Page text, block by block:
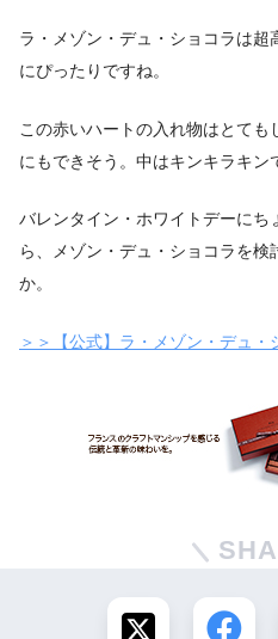
ラ・メゾン・デュ・ショコラは
にぴったりですね。
この赤いハートの入れ物はとて
にもできそう。中はキンキラキン
バレンタイン・ホワイトデーにち
ら、メゾン・デュ・ショコラを検
か。
＞＞【公式】ラ・メゾン・デュ・